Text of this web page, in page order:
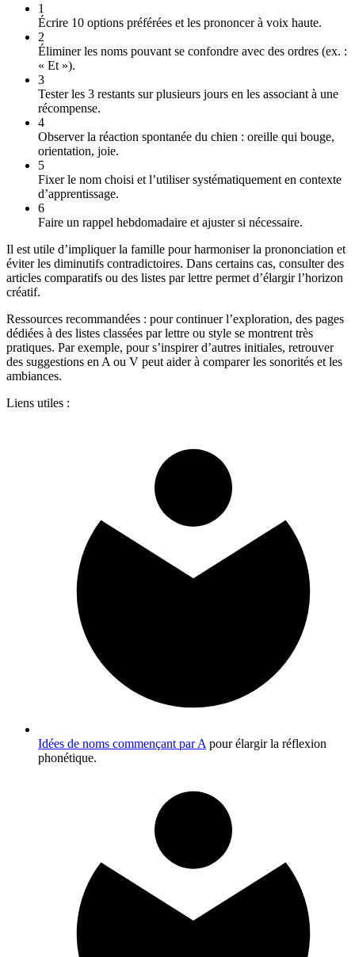
1
Écrire 10 options préférées et les prononcer à voix haute.
2
Éliminer les noms pouvant se confondre avec des ordres (ex. :
« Et »).
3
Tester les 3 restants sur plusieurs jours en les associant à une
récompense.
4
Observer la réaction spontanée du chien : oreille qui bouge,
orientation, joie.
5
Fixer le nom choisi et l’utiliser systématiquement en contexte
d’apprentissage.
6
Faire un rappel hebdomadaire et ajuster si nécessaire.
Il est utile d’impliquer la famille pour harmoniser la prononciation et
éviter les diminutifs contradictoires. Dans certains cas, consulter des
articles comparatifs ou des listes par lettre permet d’élargir l’horizon
créatif.
Ressources recommandées : pour continuer l’exploration, des pages
dédiées à des listes classées par lettre ou style se montrent très
pratiques. Par exemple, pour s’inspirer d’autres initiales, retrouver
des suggestions en A ou V peut aider à comparer les sonorités et les
ambiances.
Liens utiles :
Idées de noms commençant par A pour élargir la réflexion
phonétique.